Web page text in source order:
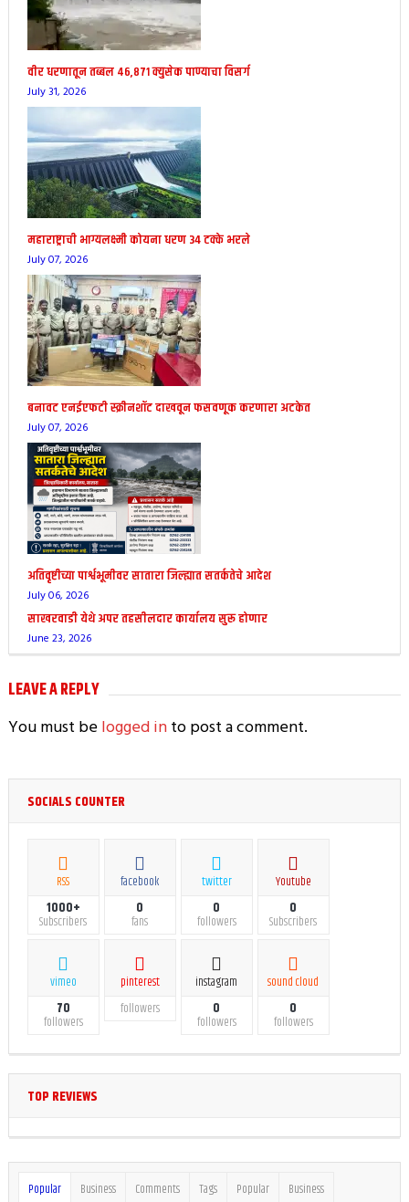
वीर धरणातून तब्बल ४६,८७१ क्युसेक पाण्याचा विसर्ग
July 31, 2026
महाराष्ट्राची भाग्यलक्ष्मी कोयना धरण 34 टक्के भरले
July 07, 2026
बनावट एनईएफटी स्क्रीनशॉट दाखवून फसवणूक करणारा अटकेत
July 07, 2026
अतिवृष्टीच्या पार्श्वभूमीवर सातारा जिल्ह्यात सतर्कतेचे आदेश
July 06, 2026
साखरवाडी येथे अपर तहसीलदार कार्यालय सुरू होणार
June 23, 2026
LEAVE A REPLY
You must belogged into post a comment.
SOCIALS COUNTER
RSS
1000+
Subscribers
facebook
0
fans
twitter
0
followers
Youtube
0
Subscribers
vimeo
70
followers
pinterest
followers
instagram
0
followers
sound cloud
0
followers
TOP REVIEWS
Popular Business Comments Tags Popular
Business